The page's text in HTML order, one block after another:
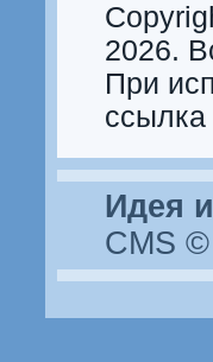
2026.
При
ссылка
Идея
CMS